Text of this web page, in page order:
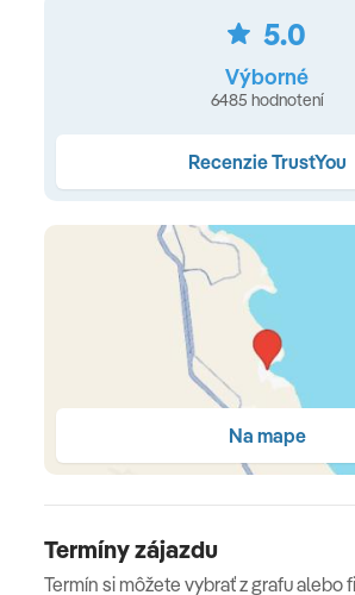
minibar (za poplatok) • set na prípravu
balkón alebo terasa s výhľadom do
výhľad na bazén či záhradu)
Superior rodinná izba
s možnosťou 2
manželská posteľ a 2 pevné lôžka
Stravovanie
All inclusive
raňajky, obedy a večere formou
deň ľahké občerstvenie (káva, čaj,
zmrzlina) • vybrané alkoholické a
5.0
Výborné
6485 hodnotení
Recenzie TrustYou
Na mape
Termíny zájazdu
Termín si môžete vybrať z grafu alebo